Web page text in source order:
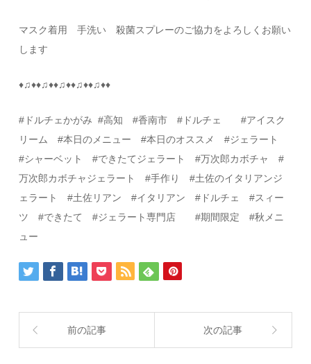
マスク着用 手洗い 殺菌スプレーのご協力をよろしくお願い
します
♦♫♦♦♫♦♦♫♦♦♫♦♦♫♦♦
# ドルチェかがみ #高知#香南市# ドルチェ#アイスク
リーム#本日のメニュー#本日のオススメ#ジェラート
#シャーベット#できたてジェラート#万次郎カボチャ#
万次郎カボチャジェラート#手作り#土佐のイタリアンジ
ェラート#土佐リアン#イタリアン# ドルチェ#スィー
ツ#できたて#ジェラート専門店 #期間限定 #秋メニ
ュー
前の記事 次の記事